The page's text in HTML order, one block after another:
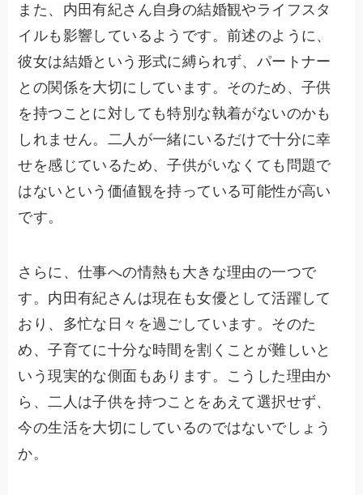
また、内田有紀さん自身の結婚観やライフスタ
イルも影響しているようです。前述のように、
彼女は結婚という形式に縛られず、パートナー
との関係を大切にしています。そのため、子供
を持つことに対しても特別な執着がないのかも
しれません。二人が一緒にいるだけで十分に幸
せを感じているため、子供がいなくても問題で
はないという価値観を持っている可能性が高い
です。
さらに、仕事への情熱も大きな理由の一つで
す。内田有紀さんは現在も女優として活躍して
おり、多忙な日々を過ごしています。そのた
め、子育てに十分な時間を割くことが難しいと
いう現実的な側面もあります。こうした理由か
ら、二人は子供を持つことをあえて選択せず、
今の生活を大切にしているのではないでしょう
か。